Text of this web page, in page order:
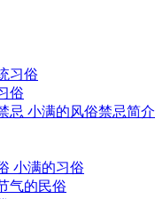
习俗
俗
忌 小满的风俗禁忌简介
小满的习俗
气的民俗